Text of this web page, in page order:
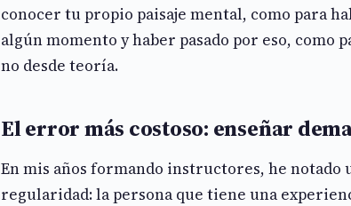
conocer tu propio paisaje mental, como para
algún momento y haber pasado por eso, como
no desde teoría.
El error más costoso: enseñar
En mis años formando instructores, he notado
regularidad: la persona que tiene una